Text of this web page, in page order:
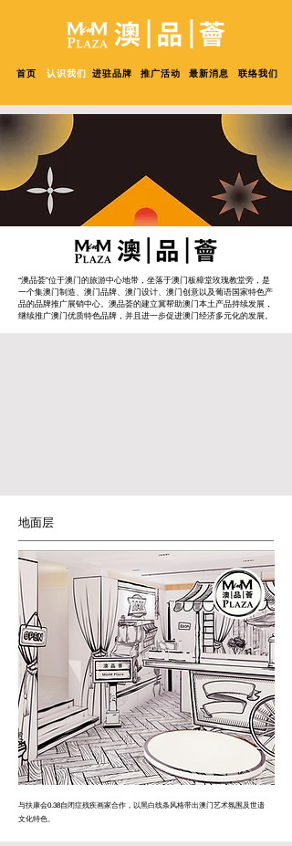
首页 认识我们 进驻品牌 推广活动 最新消息 联络我们
“澳品荟”位于澳门的旅游中心地带，坐落于澳门板樟堂玫瑰教堂旁，是
一个集澳门制造、澳门品牌、澳门设计、澳门创意以及葡语国家特色产
品的品牌推广展销中心。澳品荟的建立冀帮助澳门本土产品持续发展，
继续推广澳门优质特色品牌，并且进一步促进澳门经济多元化的发展。
地面层
​与扶康会0.38自闭症残疾画家合作，以黑白线条风格带出澳门艺术氛围及世遗
文化特色。